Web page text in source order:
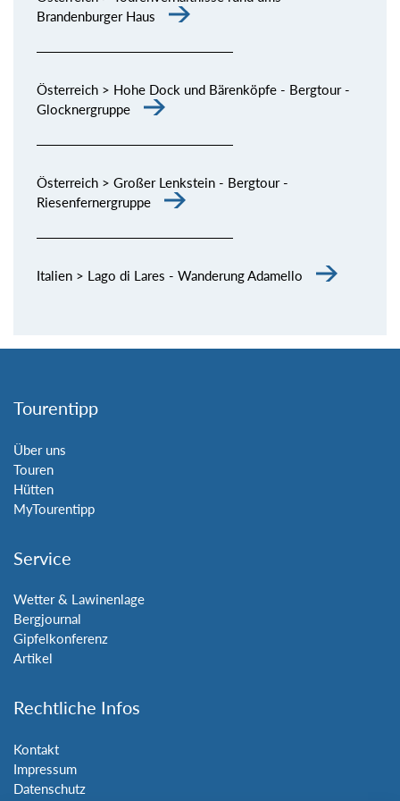
Brandenburger Haus
Österreich > Hohe Dock und Bärenköpfe - Bergtour -
Glocknergruppe
Österreich > Großer Lenkstein - Bergtour -
Riesenfernergruppe
Italien > Lago di Lares - Wanderung Adamello
Tourentipp
Über uns
Touren
Hütten
MyTourentipp
Service
Wetter & Lawinenlage
Bergjournal
Gipfelkonferenz
Artikel
Rechtliche Infos
Kontakt
Impressum
Datenschutz